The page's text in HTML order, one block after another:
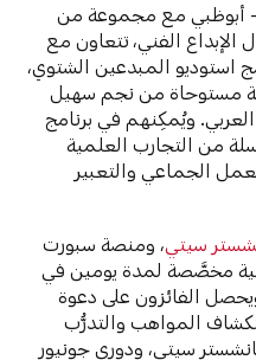
– أبوظبي مع مجموعة من
الإبداع الفني، تتعاون مع
استوديو المبدعين الشتوي،
مستوحاة من نجم سهيل
ويُمكِنهم في برنامج
من التجارب العلمية
الجماعي والتعبير
سيتي
، ومنصة سبورت
مخصَّصة لمدة يومين في
الفائزون على دعوة
المواهب والتدرُّب
سيتي، ودوري جونيور